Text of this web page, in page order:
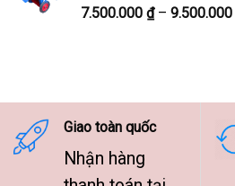
7.500.000 ₫ – 9.500.000
Giao toàn quốc
Nhận hàng